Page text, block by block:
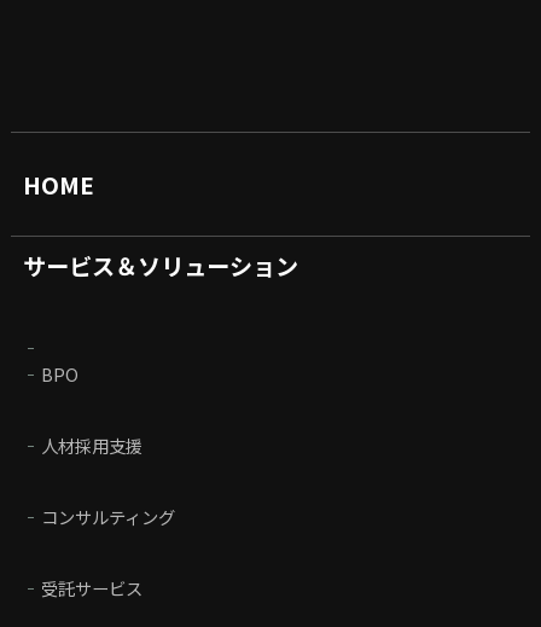
HOME
サービス＆ソリューション
BPO
人材採用支援
コンサルティング
受託サービス